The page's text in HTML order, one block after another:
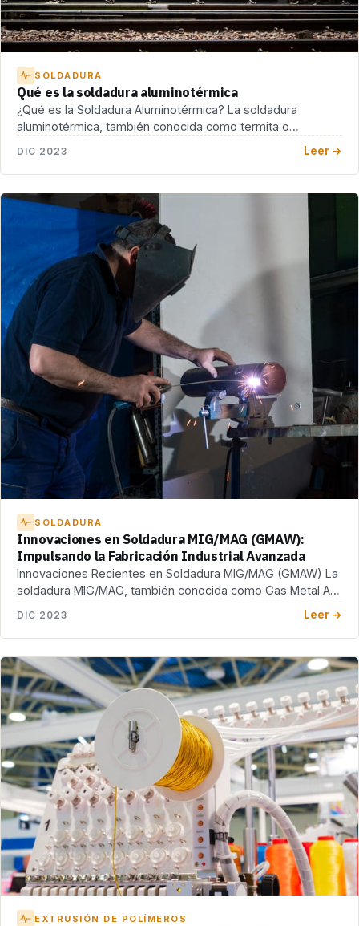
SOLDADURA
Qué es la soldadura aluminotérmica
¿Qué es la Soldadura Aluminotérmica? La soldadura
aluminotérmica, también conocida como termita o
DIC 2023 Leer →
SOLDADURA
Innovaciones en Soldadura MIG/MAG (GMAW):
Impulsando la Fabricación Industrial Avanzada
Innovaciones Recientes en Soldadura MIG/MAG (GMAW) La
soldadura MIG/MAG, también conocida como Gas Metal Arc
DIC 2023 Leer →
EXTRUSIÓN DE POLÍMEROS